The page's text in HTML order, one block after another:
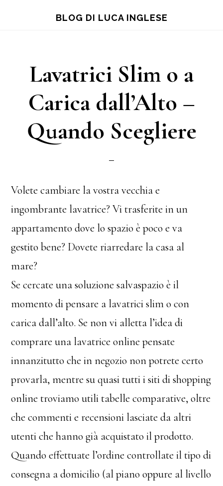
content
sidebar
BLOG DI LUCA INGLESE
Lavatrici Slim o a
Carica dall’Alto –
Quando Scegliere
Volete cambiare la vostra vecchia e
ingombrante lavatrice? Vi trasferite in un
appartamento dove lo spazio è poco e va
gestito bene? Dovete riarredare la casa al
mare?
Se cercate una soluzione salvaspazio è il
momento di pensare a lavatrici slim o con
carica dall’alto. Se non vi alletta l’idea di
comprare una lavatrice online pensate
innanzitutto che in negozio non potrete certo
provarla, mentre su quasi tutti i siti di shopping
online troviamo utili tabelle comparative, oltre
che commenti e recensioni lasciate da altri
utenti che hanno già acquistato il prodotto.
Quando effettuate l’ordine controllate il tipo di
consegna a domicilio (al piano oppure al livello